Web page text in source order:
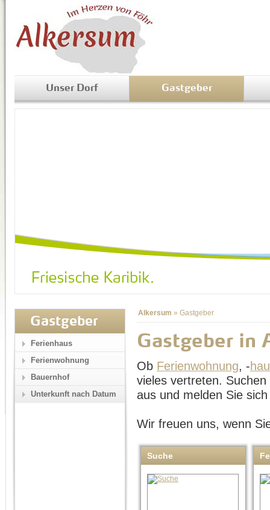
Unser Dorf Gastgeber
Alkersum » Gastgeber
Gastgeber in
Ob Ferienwohnung, -
vieles vertreten.
aus und melden Sie
Wir freuen uns, wenn
Suche
Gastgeber
Ferienhaus
Ferienwohnung
Bauernhof
Unterkunft nach Datum